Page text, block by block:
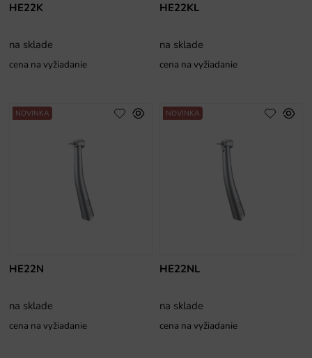
HE22K
na sklade
cena na vyžiadanie
HE22KL
na sklade
cena na vyžiadanie
HE22N
NOVINKA
na sklade
cena na vyžiadanie
HE22NL
NOVINKA
na sklade
cena na vyžiadanie